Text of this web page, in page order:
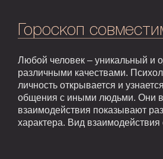
Гороскоп
Любой человек – уникальный и
различными качествами.
личность открывается и
общения с иными людьми. Они
взаимодействия показывают
характера. Вид взаимодействия